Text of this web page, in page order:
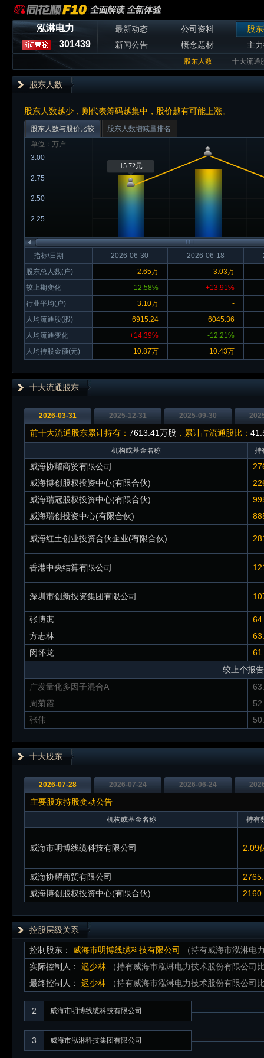
泓淋电力
301439
最新动态 公司资料
股
新闻公告
概念题材 主
股东人数 十大流通
股东人数
股东人数越少，则代表筹码越集中，股价越有可能上涨。
股东人数与股价比较
股东人数增减量排名
单位：万户
2.25
2.50
2.75
3.00
15.72元
指标\日期
股东总人数(户)
较上期变化
行业平均(户)
人均流通股(股)
人均流通变化
人均持股金额(元)
2026-06-30 2026-06-18
2.65万
3.03万
-12.58%
+13.91%
3.10万
-
6915.24
6045.36
+14.39%
-12.21%
10.87万
10.43万
十大流通股东
2026-03-31 2025-12-31 2025-09-30
前十大流通股东累计持有： 7613.41万股 ，累计占流通股比：
机构或基金名称 持
威海协耀商贸有限公司
威海博创股权投资中心(有限合伙)
威海瑞冠股权投资中心(有限合伙)
威海瑞创投资中心(有限合伙)
威海红土创业投资合伙企业(有限合伙)
香港中央结算有限公司
深圳市创新投资集团有限公司
张博淇
方志林
闵怀龙
较上个报
广发量化多因子混合A
周菊霞
张伟
十大股东
2026-07-28 2026-07-24 2026-06-24
主要股东持股变动公告
机构或基金名称 持有
威海市明博线缆科技有限公司 2.09
威海协耀商贸有限公司
威海博创股权投资中心(有限合伙)
控股层级关系
控制股东： 威海市明博线缆科技有限公司
（持有威海市泓淋电
实际控制人：
迟少林
（持有威海市泓淋电力技术股份有限公司
最终控制人：
迟少林 （持有威海市泓淋电力技术股份有限公司
2 威海市明博线缆科技有限公司
3 威海市泓淋科技集团有限公司